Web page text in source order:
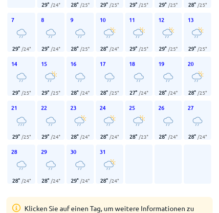
29° /24° 28° /25° 29° /25° 29° /25° 29° /25° 28° /25°
7
29° /24°
8
29° /24°
9
28° /25°
10
28° /24°
11
29° /25°
12
29° /25°
13
29° /25°
14
29° /25°
15
29° /25°
16
28° /24°
17
28° /25°
18
27° /24°
19
28° /24°
20
28° /25°
21
29° /25°
22
29° /24°
23
28° /24°
24
28° /24°
25
28° /23°
26
28° /24°
27
28° /24°
28
28° /24°
29
28° /24°
30
29° /24°
31
28° /24°
Klicken Sie auf einen Tag, um weitere Informationen zu